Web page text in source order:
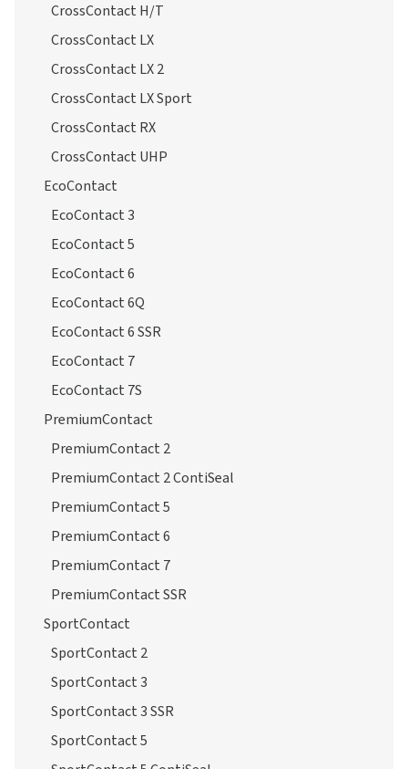
CrossContact H/T
CrossContact LX
CrossContact LX 2
CrossContact LX Sport
CrossContact RX
CrossContact UHP
EcoContact
EcoContact 3
EcoContact 5
EcoContact 6
EcoContact 6Q
EcoContact 6 SSR
EcoContact 7
EcoContact 7S
PremiumContact
PremiumContact 2
PremiumContact 2 ContiSeal
PremiumContact 5
PremiumContact 6
PremiumContact 7
PremiumContact SSR
SportContact
SportContact 2
SportContact 3
SportContact 3 SSR
SportContact 5